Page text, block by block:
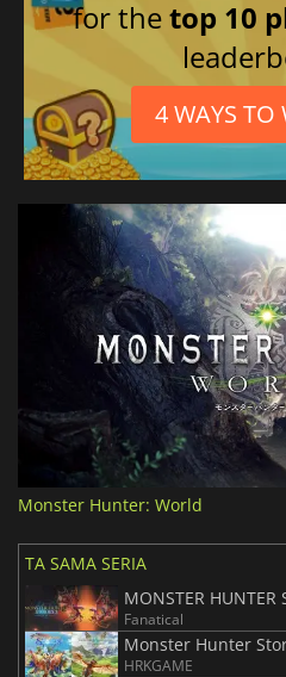
for thetop 10
4 WAYS TO
Monster Hunter: World
TA SAMA SERIA
Fanatical
Monster Hunter
HRKGAME